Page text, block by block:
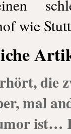
wie
die
mal
ist…